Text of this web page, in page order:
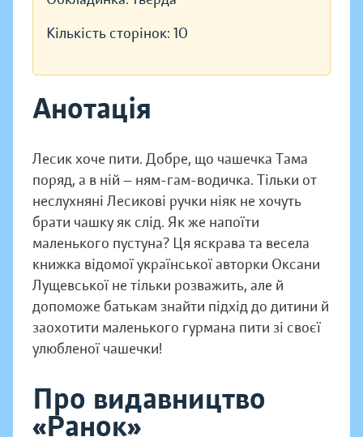
Кількість сторінок: 10
Анотація
Лесик хоче пити. Добре, що чашечка Тама
поряд, а в ній — ням-гам-водичка. Тільки от
неслухняні Лесикові ручки ніяк не хочуть
брати чашку як слід. Як же напоїти
маленького пустуна? Ця яскрава та весела
книжка відомої української авторки Оксани
Лущевської не тільки розважить, але й
допоможе батькам знайти підхід до дитини й
заохотити маленького гурмана пити зі своєї
улюбленої чашечки!
Про видавництво
«Ранок»